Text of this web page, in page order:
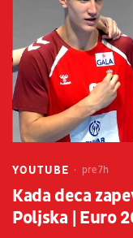
YOUTUBE pre 7h
Kada deca
Poljska | Euro